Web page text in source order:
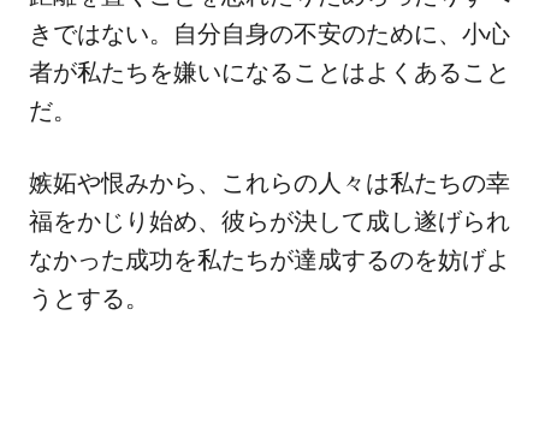
きではない。自分自身の不安のために、小心
者が私たちを嫌いになることはよくあること
だ。
嫉妬や恨みから、これらの人々は私たちの幸
福をかじり始め、彼らが決して成し遂げられ
なかった成功を私たちが達成するのを妨げよ
うとする。